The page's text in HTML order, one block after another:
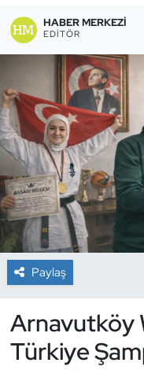
HABER MERKEZI
EDITÖR
Paylaş
Arnavutköy
Türkiye
Briç
Buz Hokeyi
Buz Pateni
Çim Hokeyi
Cimnastik
Curling
Dağcılık
Dövüş Sanatı